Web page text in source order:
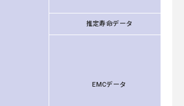
推定寿命データ
EMCデータ